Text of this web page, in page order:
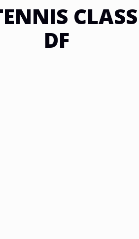
DF